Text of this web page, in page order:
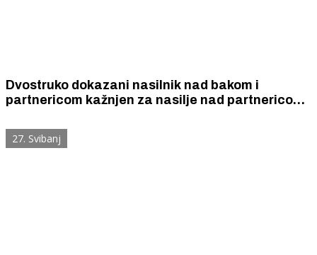
Dvostruko dokazani nasilnik nad bakom i
partnericom kažnjen za nasilje nad partnericom
27. Svibanj